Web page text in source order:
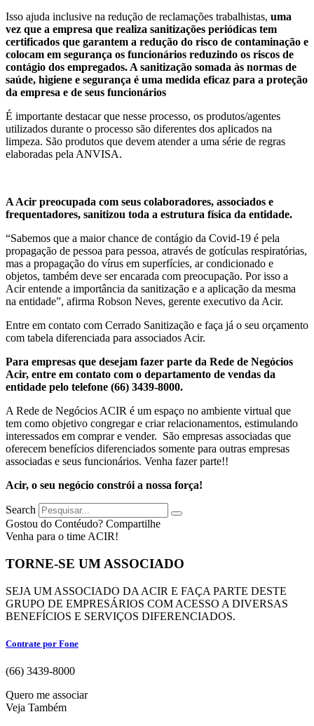
Isso ajuda inclusive na redução de reclamações trabalhistas, uma
vez que a empresa que realiza sanitizações periódicas tem
certificados que garantem a redução do risco de contaminação e
colocam em segurança os funcionários reduzindo os riscos de
contágio dos empregados. A sanitização somada às normas de
saúde, higiene e segurança é uma medida eficaz para a proteção
da empresa e de seus funcionários
É importante destacar que nesse processo, os produtos/agentes
utilizados durante o processo são diferentes dos aplicados na
limpeza. São produtos que devem atender a uma série de regras
elaboradas pela ANVISA.
A Acir preocupada com seus colaboradores, associados e
frequentadores, sanitizou toda a estrutura física da entidade.
“Sabemos que a maior chance de contágio da Covid-19 é pela
propagação de pessoa para pessoa, através de gotículas respiratórias,
mas a propagação do vírus em superfícies, ar condicionado e
objetos, também deve ser encarada com preocupação. Por isso a
Acir entende a importância da sanitização e a aplicação da mesma
na entidade”, afirma Robson Neves, gerente executivo da Acir.
Entre em contato com Cerrado Sanitização e faça já o seu orçamento
com tabela diferenciada para associados Acir.
Para empresas que desejam fazer parte da Rede de Negócios
Acir, entre em contato com o departamento de vendas da
entidade pelo telefone (66) 3439-8000.
A Rede de Negócios ACIR é um espaço no ambiente virtual que
tem como objetivo congregar e criar relacionamentos, estimulando
interessados em comprar e vender. São empresas associadas que
oferecem benefícios diferenciados somente para outras empresas
associadas e seus funcionários. Venha fazer parte!!
Acir, o seu negócio constrói a nossa força!
Search
Gostou do Contéudo? Compartilhe
Venha para o time ACIR!
TORNE-SE UM ASSOCIADO
SEJA UM ASSOCIADO DA ACIR E FAÇA PARTE DESTE
GRUPO DE EMPRESÁRIOS COM ACESSO A DIVERSAS
BENEFÍCIOS E SERVIÇOS DIFERENCIADOS.
Contrate por Fone
(66) 3439-8000
Quero me associar
Veja Também